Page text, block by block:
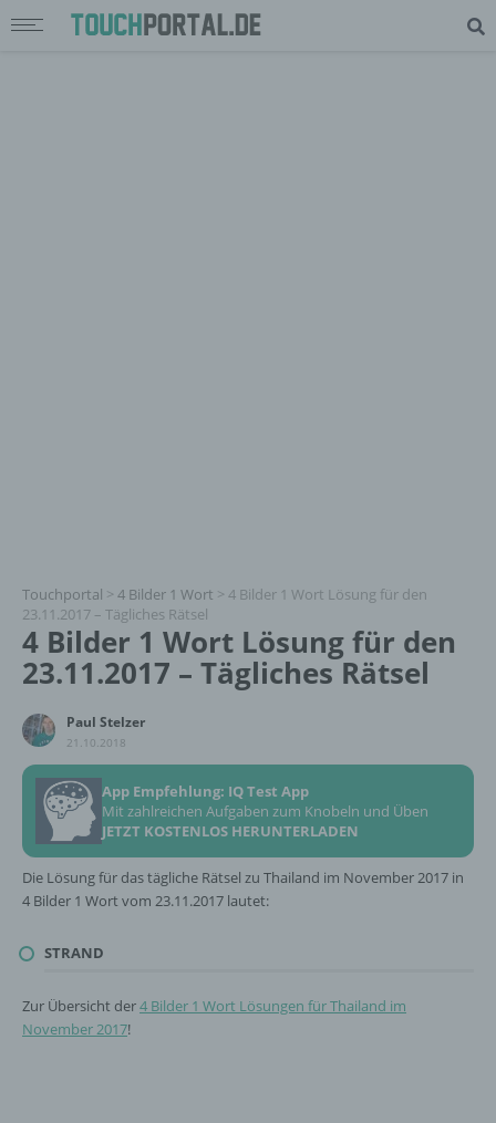
Touchportal > 4 Bilder 1 Wort > 4 Bilder 1 Wort Lösung für den
23.11.2017 – Tägliches Rätsel
4 Bilder 1 Wort Lösung für den
23.11.2017 – Tägliches Rätsel
Paul Stelzer
21.10.2018
App Empfehlung: IQ Test App
Mit zahlreichen Aufgaben zum Knobeln und Üben
JETZT KOSTENLOS HERUNTERLADEN
Die Lösung für das tägliche Rätsel zu Thailand im November 2017 in
4 Bilder 1 Wort vom 23.11.2017 lautet:
STRAND
Zur Übersicht der4 Bilder 1 Wort Lösungen für Thailand im
November 2017!